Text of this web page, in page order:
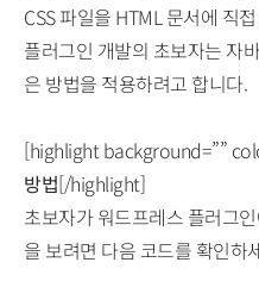
CSS 파일을 HTML 문서에 직
플러그인 개발의 초보자는 자
은 방법을 적용하려고 합니다.
[highlight background=””
방법[/highlight]
초보자가 워드프레스 플러그
을 보려면 다음 코드를 확인하